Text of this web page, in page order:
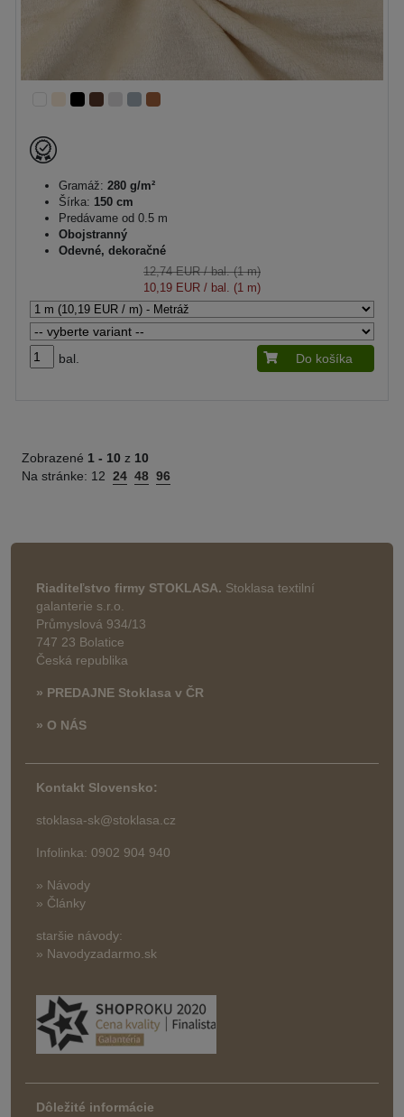
Gramáž: 280 g/m²
Šírka: 150 cm
Predávame od 0.5 m
Obojstranný
Odevné, dekoračné
12,74 EUR/ bal. (1 m)
10,19 EUR / bal. (1 m)
bal. Do košíka
Zobrazené 1 - 10 z 10
Na stránke: 12 24 48 96
Riaditeľstvo firmy STOKLASA. Stoklasa textilní
galanterie s.r.o.
Průmyslová 934/13
747 23 Bolatice
Česká republika
» PREDAJNE Stoklasa v ČR
» O NÁS
Kontakt Slovensko:
stoklasa-sk@stoklasa.cz
Infolinka: 0902 904 940
» Návody
» Články
staršie návody:
» Navodyzadarmo.sk
Dôležité informácie